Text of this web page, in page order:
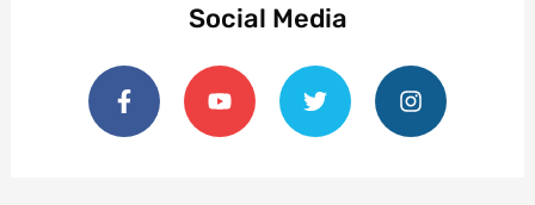
Social Media
F
a
c
e
Y
o
u
t
T
w
i
t
I
n
s
t